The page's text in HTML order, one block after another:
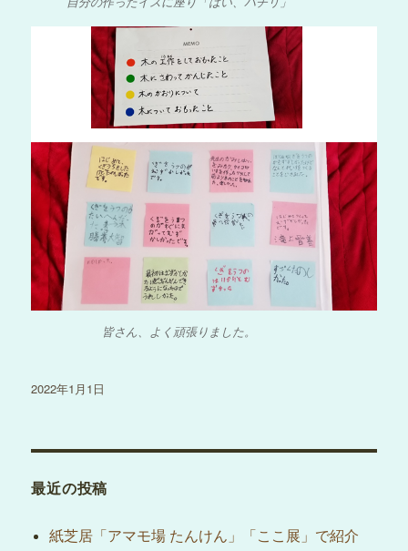
皆さん、よく頑張りました。
投
2022年1月1日
最近の投稿
紙芝居「アマモ場 たんけん」「ここ展」で紹介